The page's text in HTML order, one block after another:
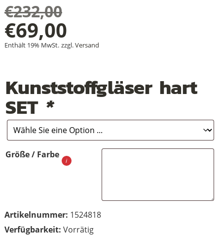
€232,00
Ursprünglicher
Preis
war:
€232,00
€69,00
Aktueller
ist:
€69,00.
Enthält 19% MwSt. zzgl.Versand
Kunststoffgläser hart
SET *
Größe / Farbe
Artikelnummer: 1524818
Vorrätig
+